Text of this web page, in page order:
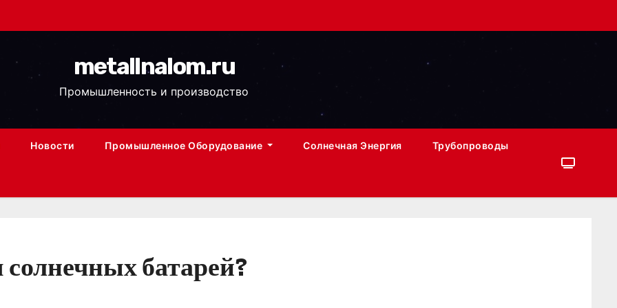
metallnalom.ru
Промышленность и производство
Новости Промышленное Оборудование Солнечная Энергия Трубопроводы
батарей?